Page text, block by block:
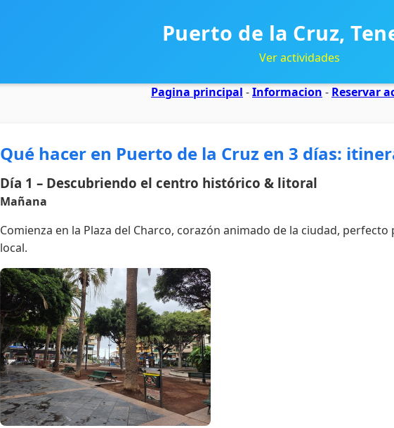
Puerto de la Cruz,
Ver actividades
Pagina principal -Informacion - Reservar
Qué hacer en Puerto de la Cruz en 3 días:
Día 1 – Descubriendo el centro histórico & litoral
Mañana
Comienza en la Plaza del Charco, corazón animado de la ciudad,
local.